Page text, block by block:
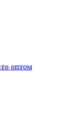
оптом